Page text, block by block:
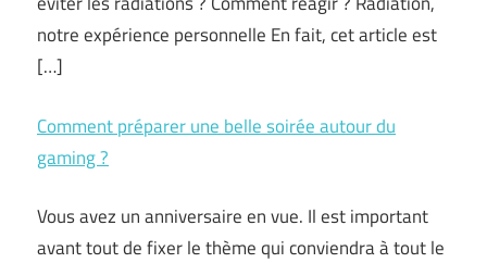
notre expérience personnelle En fait, cet article est
[…]
Comment préparer une belle soirée autour du
gaming ?
Vous avez un anniversaire en vue. Il est important
avant tout de fixer le thème qui conviendra à tout le